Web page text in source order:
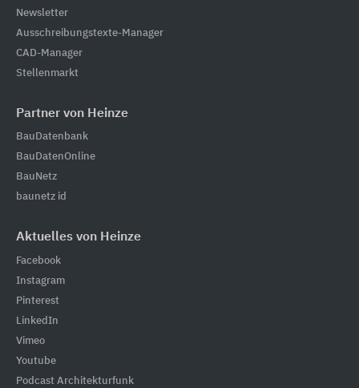
Newsletter
Ausschreibungstexte-Manager
CAD-Manager
Stellenmarkt
Partner von Heinze
BauDatenbank
BauDatenOnline
BauNetz
baunetz id
Aktuelles von Heinze
Facebook
Instagram
Pinterest
LinkedIn
Vimeo
Youtube
Podcast Architekturfunk